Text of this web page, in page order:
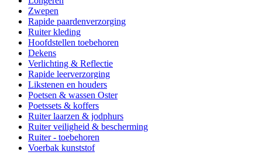
Zwepen
Rapide paardenverzorging
Ruiter kleding
Hoofdstellen toebehoren
Dekens
Verlichting & Reflectie
Rapide leerverzorging
Likstenen en houders
Poetsen & wassen Oster
Poetssets & koffers
Ruiter laarzen & jodphurs
Ruiter veiligheid & bescherming
Ruiter - toebehoren
Voerbak kunststof